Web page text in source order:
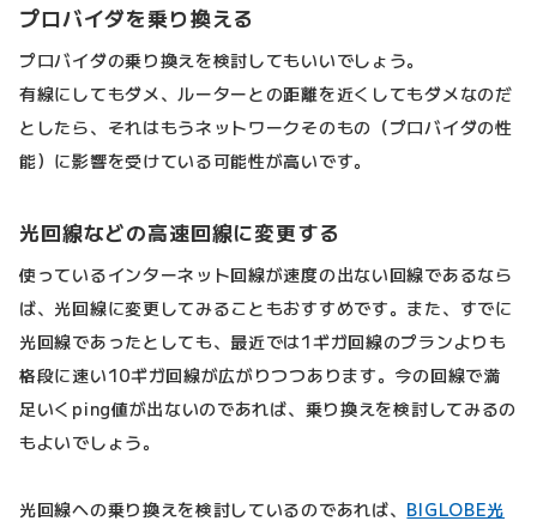
プロバイダを乗り換える
プロバイダの乗り換えを検討してもいいでしょう。
有線にしてもダメ、ルーターとの距離を近くしてもダメなのだ
としたら、それはもうネットワークそのもの（プロバイダの性
能）に影響を受けている可能性が高いです。
光回線などの高速回線に変更する
使っているインターネット回線が速度の出ない回線であるなら
ば、光回線に変更してみることもおすすめです。また、すでに
光回線であったとしても、最近では1ギガ回線のプランよりも
格段に速い10ギガ回線が広がりつつあります。今の回線で満
足いくping値が出ないのであれば、乗り換えを検討してみるの
もよいでしょう。
光回線への乗り換えを検討しているのであれば、 BIGLOBE光